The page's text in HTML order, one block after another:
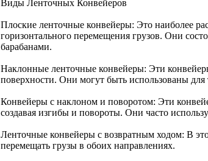
Виды Ленточных Конвейеров
Плоские ленточные конвейеры: Это наиболее
горизонтального перемещения грузов. Они
барабанами.
Наклонные ленточные конвейеры: Эти
поверхности. Они могут быть использованы для
Конвейеры с наклоном и поворотом: Эти
создавая изгибы и повороты. Они часто
Ленточные конвейеры с возвратным ходом: В
перемещать грузы в обоих направлениях.